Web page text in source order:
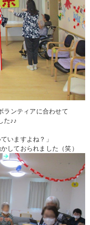
ランティアに合わせて
た♪♪
いますよね？」
しておられました（笑）